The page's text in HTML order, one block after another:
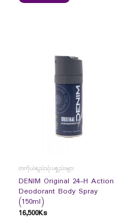
တကိုယ်ရည်သုံးပစ္စည်းများ
DENIM Original 24-H Action
Deodorant Body Spray
(150ml)
16,500Ks